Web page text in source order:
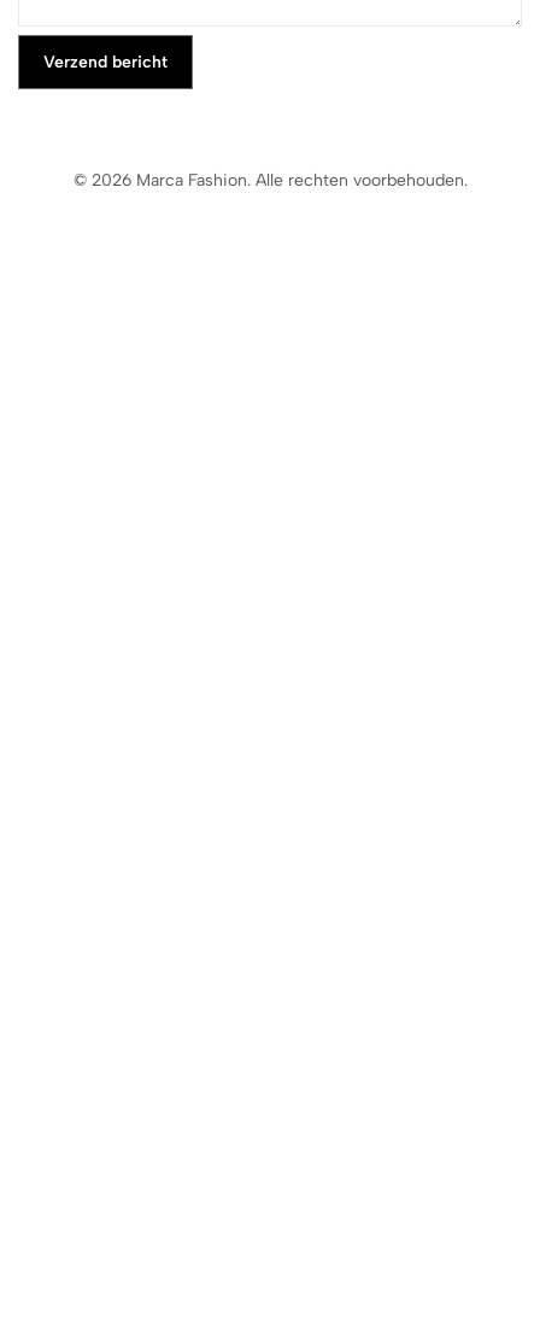
Verzend bericht
© 2026 Marca Fashion. Alle rechten voorbehouden.